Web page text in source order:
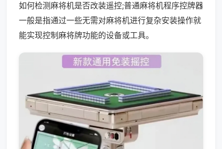
如何检测麻将机是否改装遥控;普通麻将机程序控牌器
一般是指通过一些无需对麻将机进行复杂安装操作就
能实现控制麻将牌功能的设备或工具。